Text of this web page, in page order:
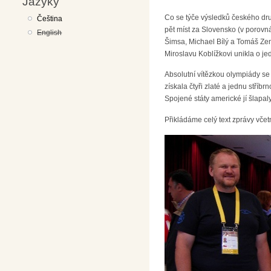
Čeština
English
Co se týče výsledků českého
pět míst za Slovensko (v
Šimsa, Michael Bílý a Tomáš
Miroslavu Koblížkovi unikla o
Absolutní vítězkou olympiády
získala čtyři zlaté a jednu
Spojené státy americké jí
Přikládáme celý text zprávy